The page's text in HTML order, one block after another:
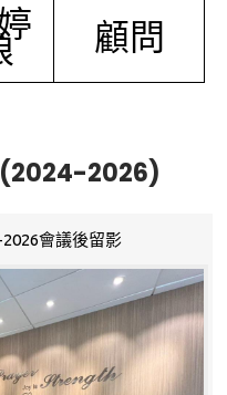
顧問
(2024-2026)
會議後留影